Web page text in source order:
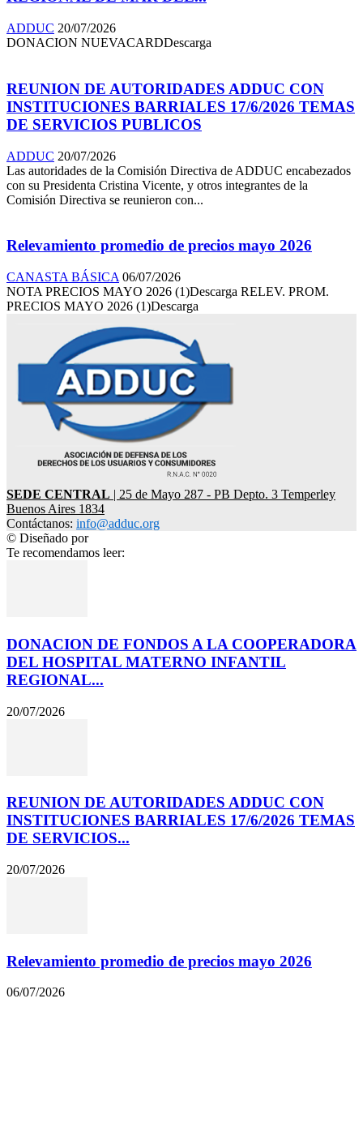
ADDUC 20/07/2026
DONACION NUEVACARDDescarga
REUNION DE AUTORIDADES ADDUC CON
INSTITUCIONES BARRIALES 17/6/2026 TEMAS
DE SERVICIOS PUBLICOS
ADDUC 20/07/2026
Las autoridades de la Comisión Directiva de ADDUC encabezados
con su Presidenta Cristina Vicente, y otros integrantes de la
Comisión Directiva se reunieron con...
Relevamiento promedio de precios mayo 2026
CANASTA BÁSICA 06/07/2026
NOTA PRECIOS MAYO 2026 (1)Descarga RELEV. PROM.
PRECIOS MAYO 2026 (1)Descarga
SEDE CENTRAL | 25 de Mayo 287 - PB Depto. 3 Temperley
Buenos Aires 1834
Contáctanos: info@adduc.org
© Diseñado por
Te recomendamos leer:
DONACION DE FONDOS A LA COOPERADORA
DEL HOSPITAL MATERNO INFANTIL
REGIONAL...
20/07/2026
REUNION DE AUTORIDADES ADDUC CON
INSTITUCIONES BARRIALES 17/6/2026 TEMAS
DE SERVICIOS...
20/07/2026
Relevamiento promedio de precios mayo 2026
06/07/2026